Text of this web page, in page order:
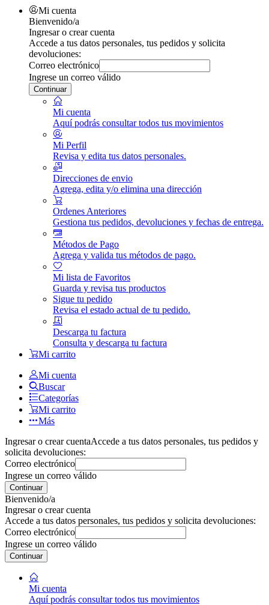
Mi cuenta
Bienvenido/a
Ingresar o crear cuenta
Accede a tus datos personales, tus pedidos y solicita
devoluciones:
Correo electrónico
Ingrese un correo válido
Continuar
Mi cuenta
Aquí podrás consultar todos tus movimientos
Mi Perfil
Revisa y edita tus datos personales.
Direcciones de envio
Agrega, edita y/o elimina una dirección
Ordenes Anteriores
Gestiona tus pedidos, devoluciones y fechas de entrega.
Métodos de Pago
Agrega y valida tus métodos de pago.
Mi lista de Favoritos
Guarda y revisa tus productos
Sigue tu pedido
Revisa el estado actual de tu pedido.
Descarga tu factura
Consulta y descarga tu factura
Mi carrito
Mi cuenta
Buscar
Categorías
Mi carrito
Más
Ingresar o crear cuentaAccede a tus datos personales, tus pedidos y
solicita devoluciones:
Correo electrónico
Ingrese un correo válido
Continuar
Bienvenido/a
Ingresar o crear cuenta
Accede a tus datos personales, tus pedidos y solicita devoluciones:
Correo electrónico
Ingrese un correo válido
Continuar
Mi cuenta
Aquí podrás consultar todos tus movimientos